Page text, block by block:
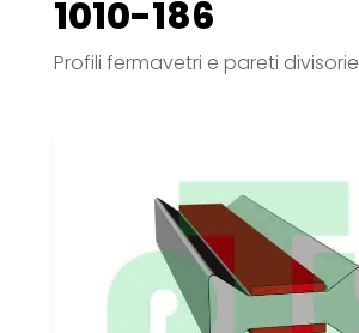
1010-186
Profili fermavetri e pareti divisorie